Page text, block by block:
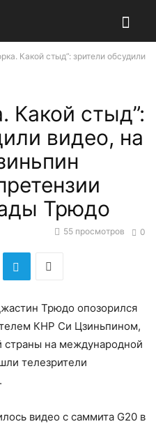
Какой стыд”: зрители обсудили
Какой стыд”:
видео, на
Трюдо
0
55 просмотров
Трюдо опозорился
КНР Си Цзиньпином,
на международной
телезрители
видео с саммита G20 в